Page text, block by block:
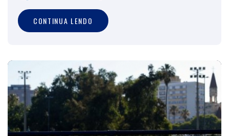
CONTINUA LENDO